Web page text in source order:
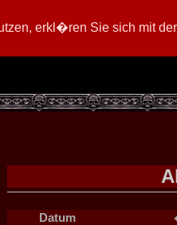
erkl�ren Sie sich mit
Datum